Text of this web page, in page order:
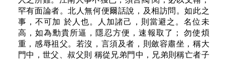
罕有面論者。北人無何便爾話說，及相訪問。如此之
事，不可加 於人也。人加諸己，則當避之。名位未
高，如為勳貴所逼，隱忍方便，速報取了； 勿使煩
重，感辱祖父。若沒，言須及者，則斂容肅坐，稱大
門中，世父、叔父則 稱從兄弟門中，兄弟則稱亡者子